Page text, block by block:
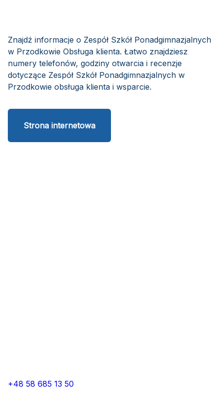
Znajdź informacje o Zespół Szkół Ponadgimnazjalnych
w Przodkowie Obsługa klienta. Łatwo znajdziesz
numery telefonów, godziny otwarcia i recenzje
dotyczące Zespół Szkół Ponadgimnazjalnych w
Przodkowie obsługa klienta i wsparcie.
Strona internetowa
+48 58 685 13 50